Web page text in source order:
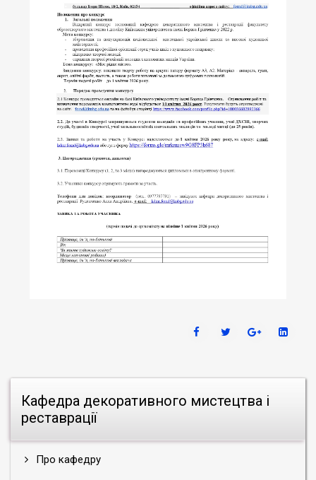
Кафедра декоративного мистецтва і
реставрації
Про кафедру